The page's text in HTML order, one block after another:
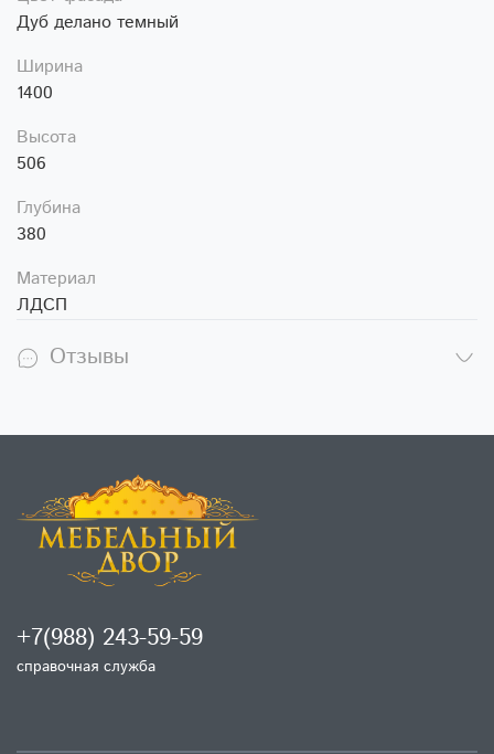
Дуб делано темный
Ширина
1400
Высота
506
Глубина
380
Материал
ЛДСП
Отзывы
+7(988) 243-59-59
справочная служба